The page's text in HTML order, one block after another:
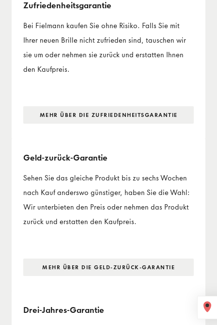
Zufriedenheits­garantie
Bei Fielmann kaufen Sie ohne Risiko. Falls Sie mit
Ihrer neuen Brille nicht zufrieden sind, tauschen wir
sie um oder nehmen sie zurück und erstatten Ihnen
den Kaufpreis.
MEHR ÜBER DIE ZUFRIEDENHEITS­GARANTIE
Geld-zurück-Garantie
Sehen Sie das gleiche Produkt bis zu sechs Wochen
nach Kauf anderswo günstiger, haben Sie die Wahl:
Wir unterbieten den Preis oder nehmen das Produkt
zurück und erstatten den Kaufpreis.
MEHR ÜBER DIE GELD-ZURÜCK-GARANTIE
Drei-Jahres-Garantie